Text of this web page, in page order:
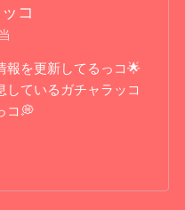
コ
報を更新してるっコ🌟
しているガチャラッコ
コ💭